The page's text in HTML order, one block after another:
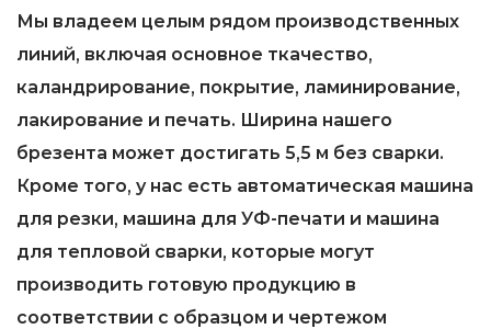
Мы владеем целым рядом производственных
линий, включая основное ткачество,
каландрирование, покрытие, ламинирование,
лакирование и печать. Ширина нашего
брезента может достигать 5,5 м без сварки.
Кроме того, у нас есть автоматическая машина
для резки, машина для УФ-печати и машина
для тепловой сварки, которые могут
производить готовую продукцию в
соответствии с образцом и чертежом